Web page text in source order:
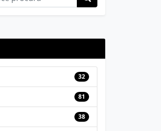
32
81
38